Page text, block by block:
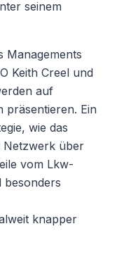
seinem
Managements
Keith Creel und
auf
präsentieren. Ein
wie das
Netzwerk über
vom Lkw-
besonders
knapper